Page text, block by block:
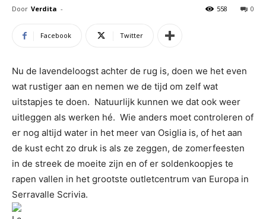
Door Verdita - 0
558
Facebook Twitter
Nu de lavendeloogst achter de rug is, doen we het even
wat rustiger aan en nemen we de tijd om zelf wat
uitstapjes te doen. Natuurlijk kunnen we dat ook weer
uitleggen als werken hé. Wie anders moet controleren of
er nog altijd water in het meer van Osiglia is, of het aan
de kust echt zo druk is als ze zeggen, de zomerfeesten
in de streek de moeite zijn en of er soldenkoopjes te
rapen vallen in het grootste outletcentrum van Europa in
Serravalle Scrivia.